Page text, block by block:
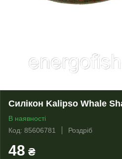
Силікон Kalipso Whale
В наявності
Код: 85606781
Роздріб
48 ₴